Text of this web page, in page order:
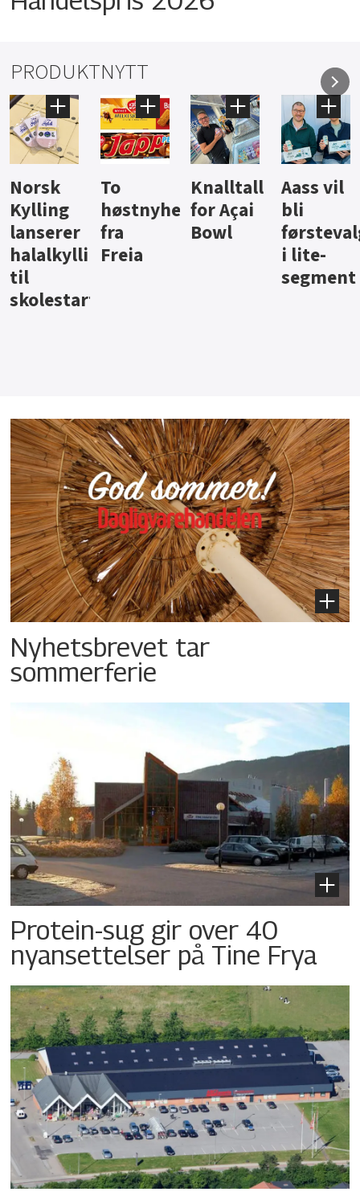
PRODUKTNYTT
Knalltall
for Açai
Bowl
Aass vil
bli
førstevalg
i lite-
Brus og
jus fra
Berentsen
Hard
iste fra
Hansa
Nyhetsbrevet tar
sommerferie
Protein-sug gir over 40
nyansettelser på Tine Frya